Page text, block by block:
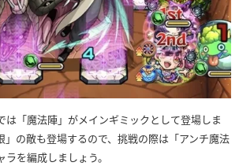
は「魔法陣」がメインギミックとして登場しま
」の敵も登場するので、挑戦の際は「アンチ魔法
を編成しましょう。